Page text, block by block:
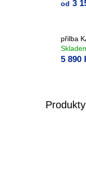
od 3
přilba
5 890